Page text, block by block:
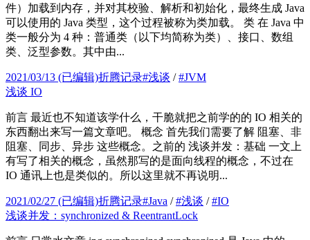
件）加载到内存，并对其校验、解析和初始化，最终生成 Java
可以使用的 Java 类型，这个过程被称为类加载。 类 在 Java 中
类一般分为 4 种：普通类（以下均简称为类）、接口、数组
类、泛型参数。其中由...
2021/03/13 (已编辑)折腾记录#浅谈 /#JVM
浅谈 IO
前言 最近也不知道该学什么，干脆就把之前学的的 IO 相关的
东西翻出来写一篇文章吧。 概念 首先我们需要了解 阻塞、非
阻塞、同步、异步 这些概念。之前的 浅谈并发：基础 一文上
有写了相关的概念，虽然那写的是面向线程的概念，不过在
IO 通讯上也是类似的。所以这里就不再说明...
2021/02/27 (已编辑)折腾记录#Java /#浅谈 /#IO
浅谈并发：synchronized & ReentrantLock